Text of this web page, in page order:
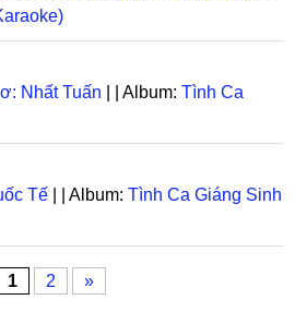
Nhất Tuấn | | Album: Tình Ca
Tế | | Album: Tình Ca Giáng Sinh
1 2 »